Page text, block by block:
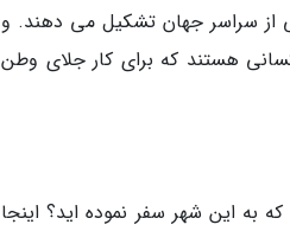
دبی را افراد خارجی از سراسر جهان تشکیل می دهند. و
بومی این منطقه هستند. البته بیشتر این 90 درصد نیز کسانی هستند که برای کار جلای وطن
به این شهر سفر نموده اید؟ اینجا